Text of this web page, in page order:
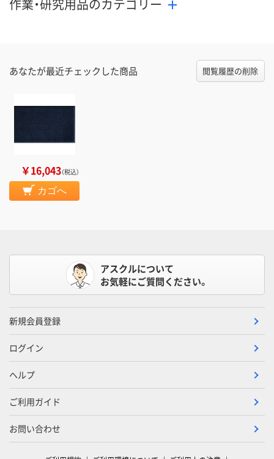
作業・研究用品のカテゴリー
あなたが最近チェックした商品 閲覧履歴の削除
￥16,043（税込）
カゴへ
アスクルについて
お気軽にご質問ください。
新規会員登録
ログイン
ヘルプ
ご利用ガイド
お問い合わせ